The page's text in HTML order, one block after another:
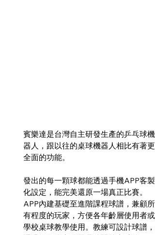
賓樂達是台灣自主研發生產的乒乓球機
器人，跟以往的桌球機器人相比有著更
全面的功能。
發出的每一顆球都能透過手機APP客製
化設定，能完美還原一場真正比賽。
APP內建基礎至進階課程球譜，兼顧所
有程度的玩家，方便各年齡層使用者或
學校桌球教學使用。教練可設計球譜，